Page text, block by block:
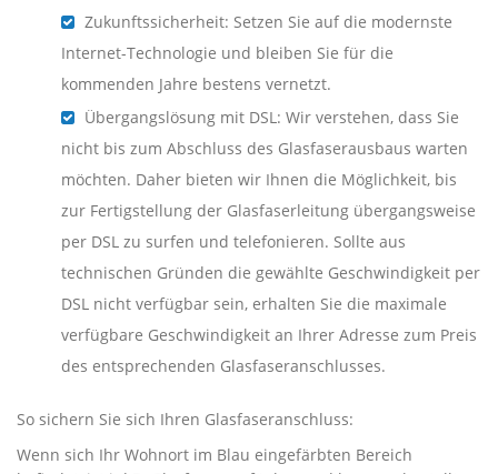
Zukunftssicherheit: Setzen Sie auf die modernste
Internet-Technologie und bleiben Sie für die
kommenden Jahre bestens vernetzt.
Übergangslösung mit DSL: Wir verstehen, dass Sie
nicht bis zum Abschluss des Glasfaserausbaus warten
möchten. Daher bieten wir Ihnen die Möglichkeit, bis
zur Fertigstellung der Glasfaserleitung übergangsweise
per DSL zu surfen und telefonieren. Sollte aus
technischen Gründen die gewählte Geschwindigkeit per
DSL nicht verfügbar sein, erhalten Sie die maximale
verfügbare Geschwindigkeit an Ihrer Adresse zum Preis
des entsprechenden Glasfaseranschlusses.
So sichern Sie sich Ihren Glasfaseranschluss:
Wenn sich Ihr Wohnort im Blau eingefärbten Bereich